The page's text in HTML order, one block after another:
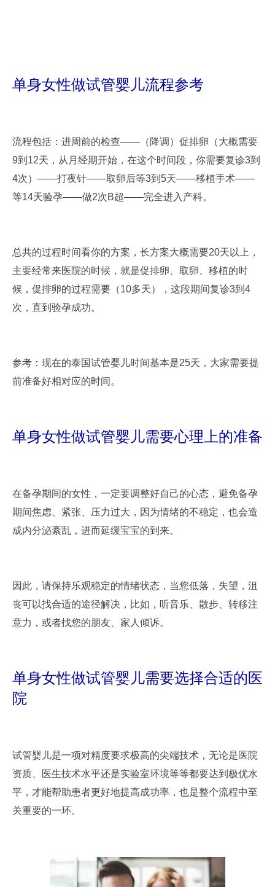
单身女性做试管婴儿流程参考
流程包括：进周前的检查——（降调）促排卵（大概需要
9到12天，从月经期开始，在这个时间段，你需要复诊3到
4次）——打夜针——取卵后等3到5天——移植手术——
等14天验孕——做2次B超——完全进入产科。
总共的过程时间看你的方案，长方案大概需要20天以上，
主要经常来医院的时候，就是促排卵、取卵、移植的时
候，促排卵的过程需要（10多天），这段期间复诊3到4
次，直到验孕成功。
参考：现在的泰国试管婴儿时间基本是25天，大家需要提
前准备好相对应的时间。
单身女性做试管婴儿需要心理上的准备
在备孕期间的女性，一定要调整好自己的心态，避免备孕
期间焦虑、紧张、压力过大，因为情绪的不稳定，也会造
成内分泌紊乱，进而延缓宝宝的到来。
因此，请保持乐观稳定的情绪状态，当您低落，失望，沮
丧可以找合适的途径解决，比如，听音乐、散步、转移注
意力，或者找您的朋友、家人倾诉。
单身女性做试管婴儿需要选择合适的医
院
试管婴儿是一项对精度要求极高的尖端技术，无论是医院
资质、医生技术水平还是实验室环境等等都要达到极优水
平，才能帮助患者更好地提高成功率，也是整个流程中至
关重要的一环。